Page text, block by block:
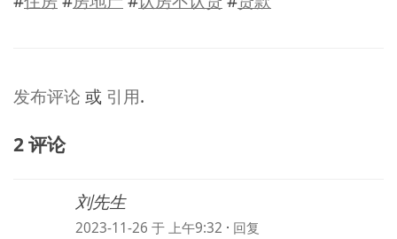
发布评论 或 引用.
2 评论
刘先生
2023-11-26 于 上午9:32 · 回复